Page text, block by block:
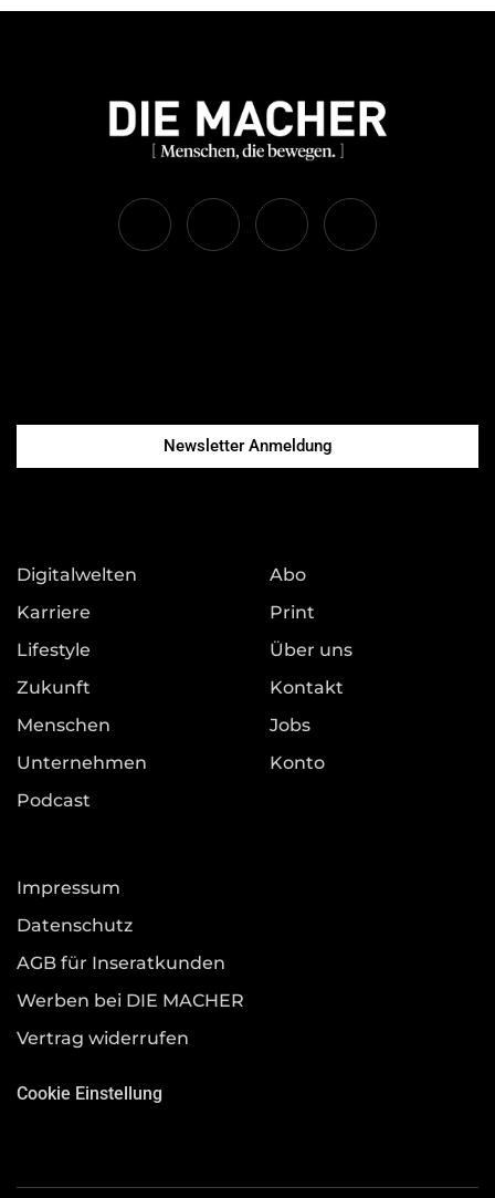
Newsletter Anmeldung
Digitalwelten
Karriere
Lifestyle
Zukunft
Menschen
Unternehmen
Podcast
Abo
Print
Über uns
Kontakt
Jobs
Konto
Impressum
Datenschutz
AGB für Inseratkunden
Werben bei DIE MACHER
Vertrag widerrufen
Cookie Einstellung